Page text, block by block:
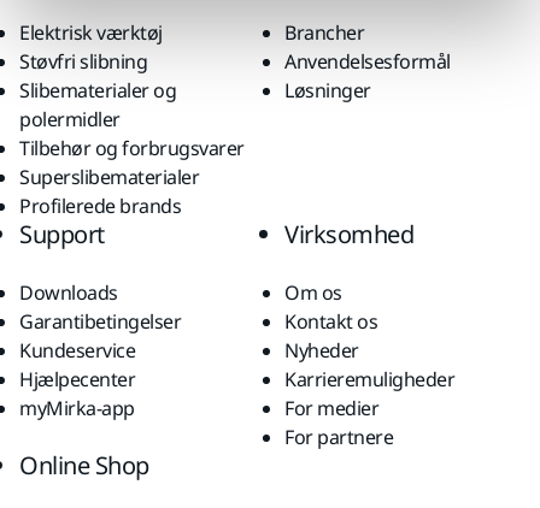
Elektrisk værktøj
Støvfri slibning
Slibematerialer og
polermidler
Tilbehør og forbrugsvarer
Superslibematerialer
Profilerede brands
Brancher
Anvendelsesformål
Løsninger
Support
Downloads
Garantibetingelser
Kundeservice
Hjælpecenter
myMirka-app
Virksomhed
Om os
Kontakt os
Nyheder
Karrieremuligheder
For medier
For partnere
Online Shop